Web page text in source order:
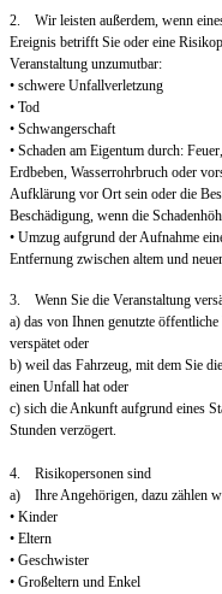
2. Wir leisten außerdem, wenn
Ereignis betrifft Sie oder eine
Veranstaltung unzumutbar:
• schwere Unfallverletzung
• Tod
• Schwangerschaft
• Schaden am Eigentum durch:
Erdbeben, Wasserrohrbruch oder
Aufklärung vor Ort sein oder die
Beschädigung, wenn die
• Umzug aufgrund der Aufnahme
Entfernung zwischen altem und
3. Wenn Sie die Veranstaltung
a) das von Ihnen genutzte
verspätet oder
b) weil das Fahrzeug, mit dem Sie
einen Unfall hat oder
c) sich die Ankunft aufgrund eines
Stunden verzögert.
4. Risikopersonen sind
a) Ihre Angehörigen, dazu zählen
• Kinder
• Eltern
• Geschwister
• Großeltern und Enkel